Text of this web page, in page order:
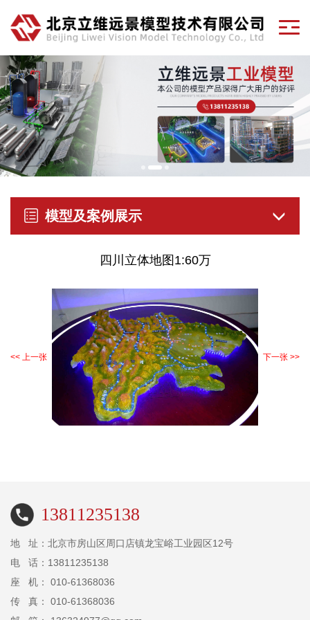
模型及案例展示
四川立体地图1:60万
<< 上一张 下一张 >>
13811235138
地 址：北京市房山区周口店镇龙宝峪工业园区12号
电 话：13811235138
座 机： 010-61368036
传 真： 010-61368036